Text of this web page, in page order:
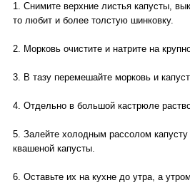
1. Снимите верхние листья капусты,
то любит и более толстую шинковку.
2. Морковь очистите и натрите на
3. В тазу перемешайте морковь и
4. Отдельно в большой кастрюле
5. Залейте холодным рассолом
квашеной капусты.
6. Оставьте их на кухне до утра, а